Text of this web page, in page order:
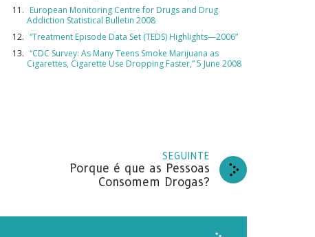
European Monitoring Centre for Drugs and Drug
Addiction Statistical Bulletin 2008
“Treatment Episode Data Set (TEDS) Highlights—2006”
“CDC Survey: As Many Teens Smoke Marijuana as
Cigarettes, Cigarette Use Dropping Faster,” 5 June 2008
SEGUINTE
Porque é que as Pessoas
Consomem Drogas?